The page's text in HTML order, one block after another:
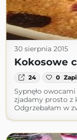
30 sierpnia 2015
Kokosowe
24 0
Sypnęło
zjadamy prosto z
Odgrzebałam w